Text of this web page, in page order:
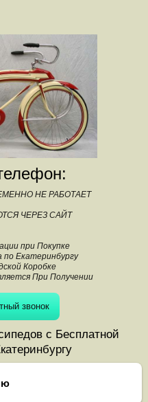
НЕ РАБОТАЕТ
ЧЕРЕЗ САЙТ
при Покупке
по Екатеринбургу
Коробке
При Получении
звонок
с Бесплатной